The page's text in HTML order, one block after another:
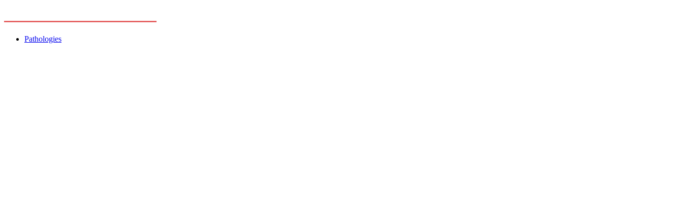
Pathologies